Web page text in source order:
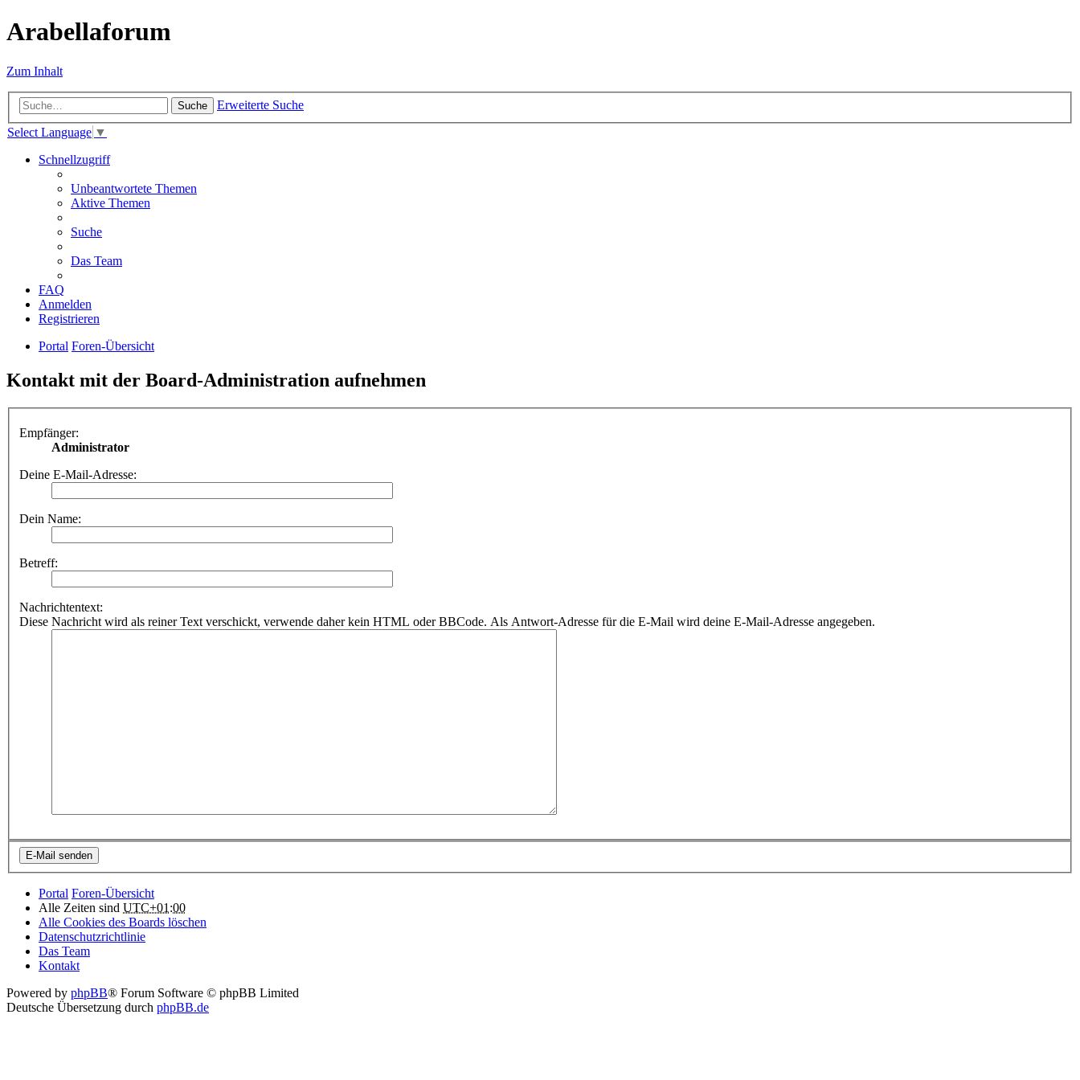
Arabellaforum
Zum Inhalt
Suche
Erweiterte Suche
Select Language ▼
Schnellzugriff
Unbeantwortete Themen
Aktive Themen
Suche
Das Team
FAQ
Anmelden
Registrieren
Portal Foren-Übersicht
Kontakt mit der Board-Administration aufnehmen
Empfänger:
Administrator
Deine E-Mail-Adresse:
Dein Name:
Betreff:
Nachrichtentext:
Diese Nachricht wird als reiner Text verschickt, verwende daher kein HTML oder BBCode. Als Antwort-Adresse für die E-Mail wird deine E-Mail-Adresse angegeben.
Portal Foren-Übersicht
Alle Zeiten sind UTC+01:00
Alle Cookies des Boards löschen
Datenschutzrichtlinie
Das Team
Kontakt
Powered by phpBB® Forum Software © phpBB Limited
Deutsche Übersetzung durch phpBB.de